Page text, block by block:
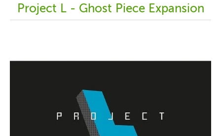
Project L - Ghost Piece Expansion